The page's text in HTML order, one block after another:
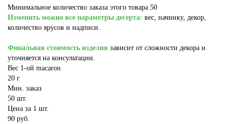
Минимальное количество заказа этого товара 50
Изменить можно все параметры десерта: вес, начинку, декор,
количество ярусов и надписи.
Финальная стоимость изделия зависит от сложности декора и
уточняется на консультации.
Вес 1-ой macaron
20 г
Мин. заказ
50 шт.
Цена за 1 шт.
90 руб.